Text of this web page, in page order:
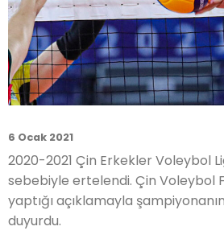
6 Ocak 2021
2020-2021 Çin Erkekler Voleybol
sebebiyle ertelendi. Çin Voleybol
yaptığı açıklamayla
duyurdu.